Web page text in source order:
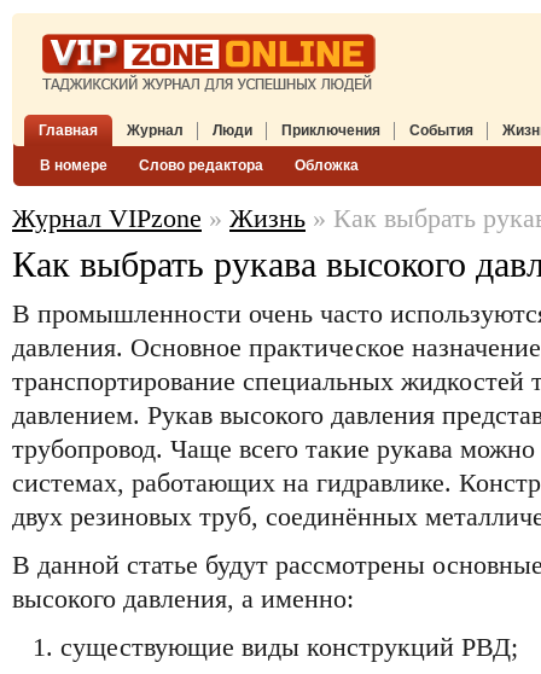
Главная Журнал
В номере Слово редактора Обложка
Люди Приключения События
Журнал VIPzone » Жизнь » Как выбрать
Как выбрать рукава высокого
В промышленности очень часто
давления. Основное практическое
транспортирование специальных жидкостей
давлением. Рукав высокого давления
трубопровод. Чаще всего такие рукава
системах, работающих на гидравлике.
двух резиновых труб, соединённых
В данной статье будут рассмотрены
высокого давления, а именно:
существующие виды конструкций РВД;